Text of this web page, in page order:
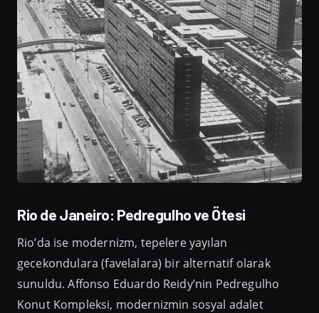
Rio de Janeiro: Pedregulho ve Ötesi
Rio’da ise modernizm, tepelere yayılan
gecekondulara (favelalara) bir alternatif olarak
sunuldu. Affonso Eduardo Reidy’nin Pedregulho
Konut Kompleksi, modernizmin sosyal adalet